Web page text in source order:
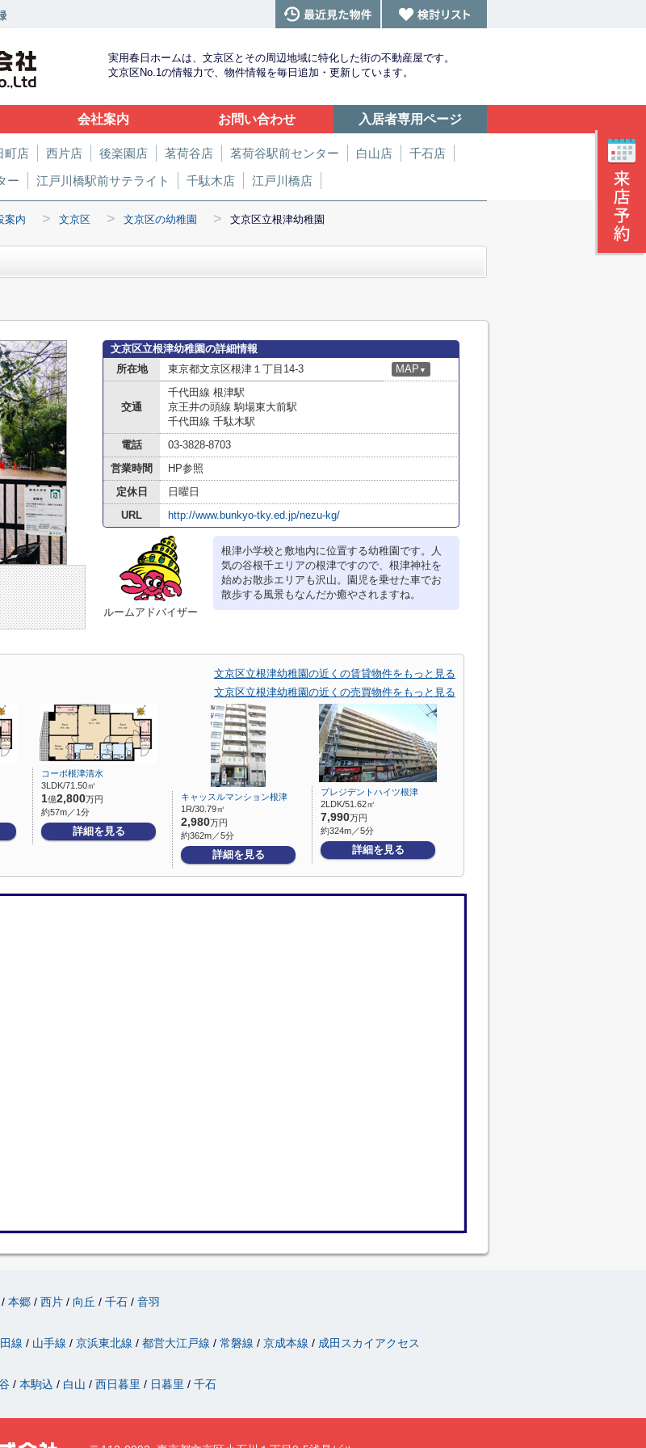
実用春日ホームは、文京区とその周辺地域に特化した街の不動産屋です。
文京区No.1の情報力で、物件情報を毎日追加・更新しています。
会社案内 お問い合わせ 入居者専用ページ
町店 西片店 後楽園店 茗荷谷店 茗荷谷駅前センター 白山店
千石店
ー 江戸川橋駅前サテライト 千駄木店 江戸川橋店
案内 > 文京区 > 文京区の幼稚園 > 文京区立根津幼稚園
文京区立根津幼稚園の詳細情報
所在地
東京都文京区根津１丁目14-3 MAP ▼
交通
千代田線 根津駅
京王井の頭線 駒場東大前駅
千代田線 千駄木駅
電話
03-3828-8703
営業時間
HP参照
定休日
日曜日
URL
http://www.bunkyo-tky.ed.jp/nezu-kg/
ルームアドバイザー
根津小学校と敷地内に位置する幼稚園です。人
気の谷根千エリアの根津ですので、根津神社を
始めお散歩エリアも沢山。園児を乗せた車でお
散歩する風景もなんだか癒やされますね。
文京区立根津幼稚園の近くの賃貸物件をもっと見る
文京区立根津幼稚園の近くの売買物件をもっと見る
コーポ根津清水
3LDK/71.50㎡
1億2,800万円
約57m／1分
詳細を見る
キャッスルマンション根津
1R/30.79㎡
2,980万円
約362m／5分
詳細を見る
プレジデントハイツ根津
2LDK/51.62㎡
7,990万円
約324m／5分
詳細を見る
本郷 西片 向丘 千石 音羽
線 山手線 京浜東北線 都営大江戸線 常磐線 京成本線 成田スカイアクセス
本駒込 白山 西日暮里 日暮里 千石